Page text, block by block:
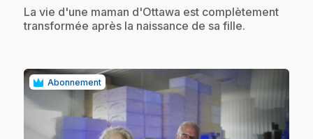
.La vie d'une maman d'Ottawa est complètement
transformée après la naissance de sa fille.
Abonnement